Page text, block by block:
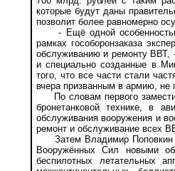
которые будут даны
позволит более равномерно
- Ещё одной особенностью
рамках гособоронзаказа
обслуживанию и ремонту ВВТ,
и специально созданные в
того, что все части стали
вчера призванным в армию, не
По словам первого
бронетанковой технике, в
обслуживания вооружения и
ремонт и обслуживание всех
Затем Владимир Поповкин
Вооружённых Сил новыми
беспилотных летательных